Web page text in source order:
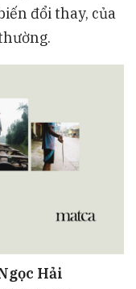
đổi thay, của
Hải